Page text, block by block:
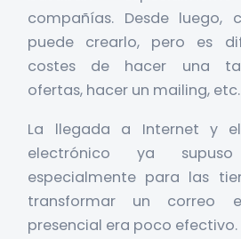
compañías. Desde luego,
puede crearlo, pero es
costes de hacer una
ofertas, hacer un mailing, etc.
La llegada a Internet y
electrónico ya
especialmente para las
transformar un correo
presencial era poco efectivo.